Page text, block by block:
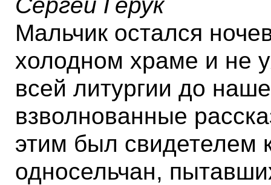
Мальчик остался
холодном храме и не
всей литургии до
взволнованные
этим был свидетелем
односельчан,